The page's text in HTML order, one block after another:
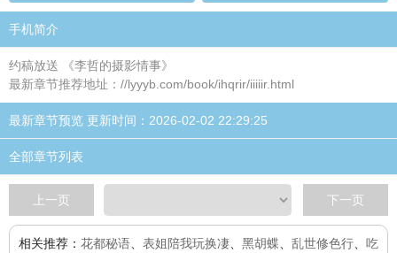
手机简介
约稿放送 《李哲的摄影情事》
最新章节推荐地址：//lyyyb.com/book/ihqrir/iiiiir.html
最新章节预览 更新时间：2026-02-02 22:29:25
全部章节列表
上一页 下一页
相关推荐： 花都秘语 表姐陪我玩换凄 黑胡蝶 乱世修色行
吃